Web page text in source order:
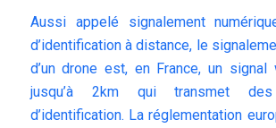
Aussi appelé signalement
d’identification à distance, le
d’un drone est, en France, un
jusqu’à 2km qui transmet des
d’identification. La réglementation